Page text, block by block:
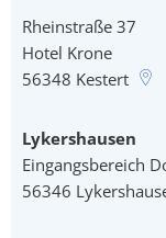
Rheinstraße 37
Hotel Krone
56348 Kestert
Lykershausen
Eingangsbereich
56346